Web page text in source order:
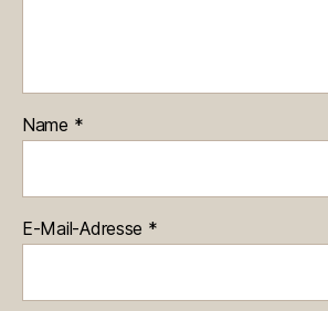
Name *
E-Mail-Adresse *